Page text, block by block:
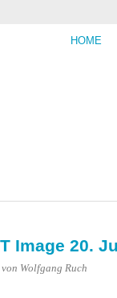
HOME
Image 20.
von Wolfgang Ruch